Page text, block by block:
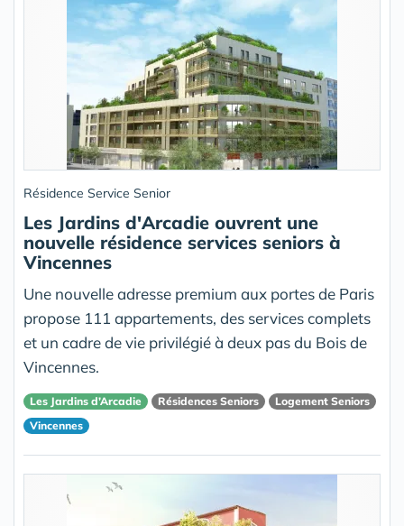
Résidence Service Senior
Les Jardins d'Arcadie ouvrent une
nouvelle résidence services seniors à
Vincennes
Une nouvelle adresse premium aux portes de Paris
propose 111 appartements, des services complets
et un cadre de vie privilégié à deux pas du Bois de
Vincennes.
Les Jardins d’Arcadie Résidences Seniors
Logement Seniors
Vincennes